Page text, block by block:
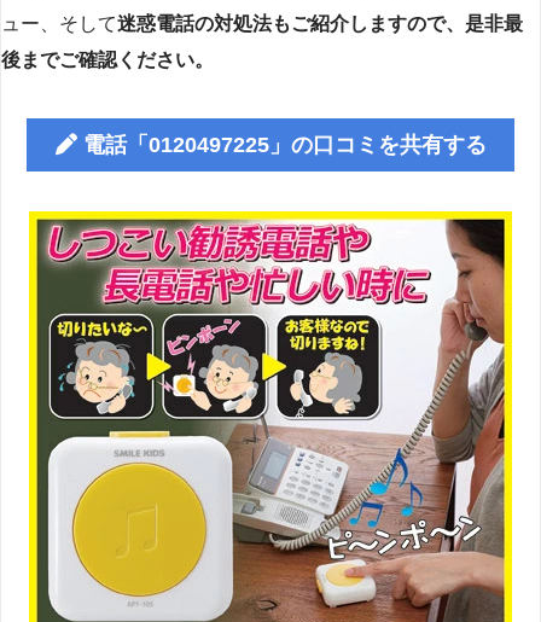
ュー、そして迷惑電話の対処法もご紹介しますので、是非最
後までご確認ください。
電話「0120497225」の口コミを共有する